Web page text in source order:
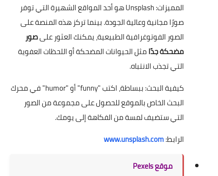
المميزات: Unsplash هو أحد المواقع الشهيرة التي توفر
صورًا مجانية وعالية الجودة. بينما تركز هذه المنصة على
الصور الفوتوغرافية الطبيعية، يمكنك العثور علىصور
مضحكة جدًامثل الحيوانات المضحكة أو اللحظات العفوية
التي تجذب الانتباه.
كيفية البحث: ببساطة، اكتب "funny" أو "humor" في محرك
البحث الخاص بالموقع للحصول على مجموعة من الصور
التي ستضيف لمسة من الفكاهة إلى يومك.
الرابط:www.unsplash.com
موقع Pexels